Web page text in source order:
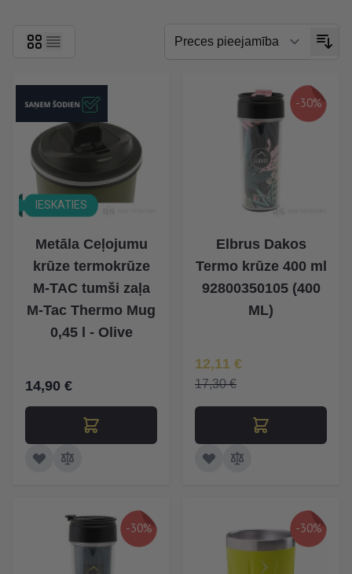
IESKATIES
Metāla Ceļojumu
krūze termokrūze
M-TAC tumši zaļa
M-Tac Thermo Mug
0,45 l - Olive
14,90 €
-30%
Elbrus Dakos
Termo krūze 400 ml
92800350105 (400
ML)
Īpaša Cena
12,11 €
17,30 €
-30% -30%